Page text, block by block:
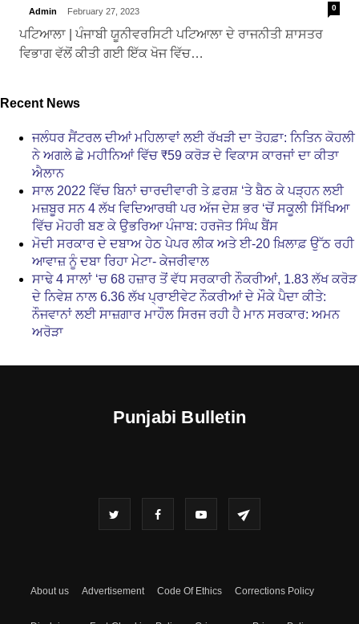
Admin February 27, 2023 0
ਪਟਿਆਲਾ | ਪੰਜਾਬੀ ਯੂਨੀਵਰਸਿਟੀ ਪਟਿਆਲਾ ਦੇ ਰਾਜਨੀਤੀ ਸ਼ਾਸਤਰ
ਵਿਭਾਗ ਵੱਲੋਂ ਕੀਤੀ ਗਈ ਇੱਕ ਖੋਜ ਵਿੱਚ…
Recent News
ਜਲੰਧਰ ਸੈਂਟਰਲ ਦੀਆਂ ਮਹਿਲਾਵਾਂ ਲਈ ਰੱਖੜੀ ਦਾ ਤੋਹਫ਼ਾ: ਨਿਤਿਨ ਕੋਹਲੀ
ਨੇ ਅਗਲੇ ਛੇ ਮਹੀਨਿਆਂ ਵਿੱਚ ₹59 ਕਰੋੜ ਦੇ ਵਿਕਾਸ ਕਾਰਜਾਂ ਦਾ ਕੀਤਾ
ਐਲਾਨ
ਸਾਲ 2022 ਵਿੱਚ ਬਿਨਾਂ ਚਾਰਦੀਵਾਰੀ ਤੇ ਫ਼ਰਸ਼ ‘ਤੇ ਬੈਠ ਕੇ ਪੜ੍ਹਨ ਲਈ
ਮਜ਼ਬੂਰ ਸਨ 4 ਲੱਖ ਵਿਦਿਆਰਥੀ ਪਰ ਅੱਜ ਦੇਸ਼ ਭਰ ‘ਚੋਂ ਸਕੂਲੀ ਸਿੱਖਿਆ
ਵਿੱਚ ਮੋਹਰੀ ਬਣ ਕੇ ਉਭਰਿਆ ਪੰਜਾਬ: ਹਰਜੋਤ ਸਿੰਘ ਬੈਂਸ
ਮੋਦੀ ਸਰਕਾਰ ਦੇ ਦਬਾਅ ਹੇਠ ਪੇਪਰ ਲੀਕ ਅਤੇ ਈ-20 ਖ਼ਿਲਾਫ਼ ਉੱਠ ਰਹੀ
ਆਵਾਜ਼ ਨੂੰ ਦਬਾ ਰਿਹਾ ਮੇਟਾ- ਕੇਜਰੀਵਾਲ
ਸਾਢੇ 4 ਸਾਲਾਂ ‘ਚ 68 ਹਜ਼ਾਰ ਤੋਂ ਵੱਧ ਸਰਕਾਰੀ ਨੌਕਰੀਆਂ, 1.83 ਲੱਖ ਕਰੋੜ
ਦੇ ਨਿਵੇਸ਼ ਨਾਲ 6.36 ਲੱਖ ਪ੍ਰਾਈਵੇਟ ਨੌਕਰੀਆਂ ਦੇ ਮੌਕੇ ਪੈਦਾ ਕੀਤੇ:
ਨੌਜਵਾਨਾਂ ਲਈ ਸਾਜ਼ਗਾਰ ਮਾਹੌਲ ਸਿਰਜ ਰਹੀ ਹੈ ਮਾਨ ਸਰਕਾਰ: ਅਮਨ
ਅਰੋੜਾ
Punjabi Bulletin
About us Advertisement Code Of Ethics Corrections Policy